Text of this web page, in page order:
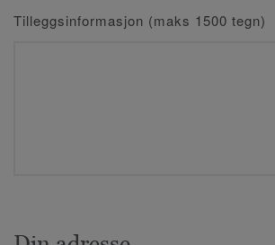
Tilleggsinformasjon (maks 1500 tegn)